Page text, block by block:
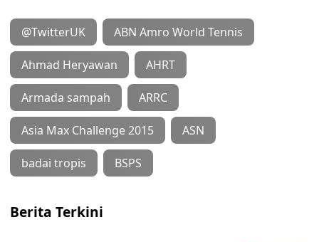
@TwitterUK ABN Amro World Tennis
Ahmad Heryawan AHRT
Armada sampah ARRC
Asia Max Challenge 2015 ASN
badai tropis BSPS
Berita Terkini